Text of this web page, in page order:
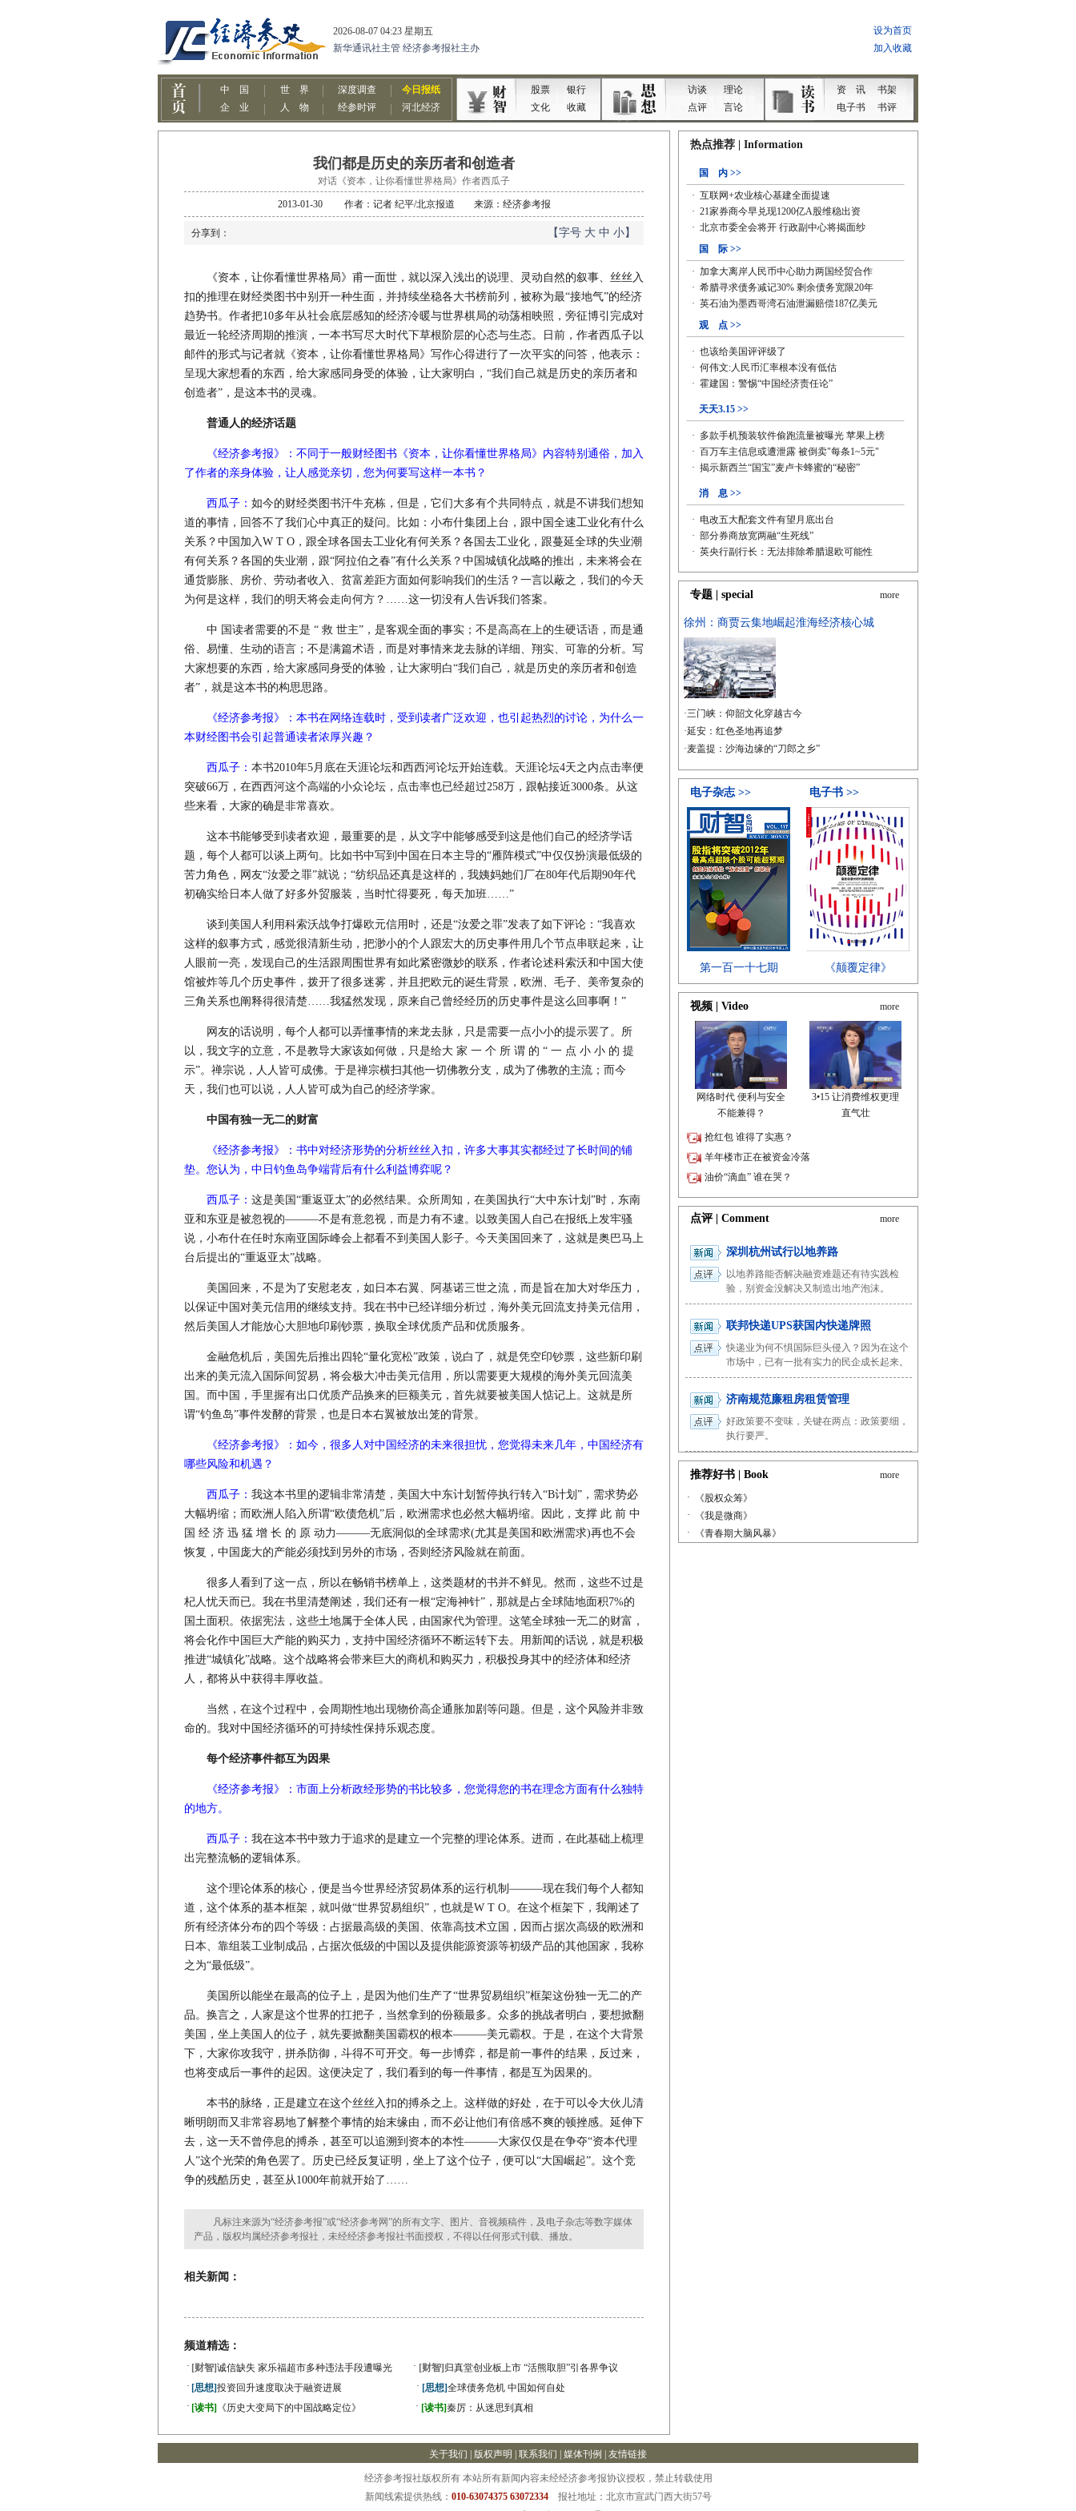
我们都是历史的亲历者和创造者
对话《资本，让你看懂世界格局》作者西瓜子
2013-01-30 作者：记者 纪平/北京报道 来源：经济参考报
分享到： 【字号 大 中 小】
《资本，让你看懂世界格局》甫一面世，就以深入浅出的说理、灵动自然的叙事、丝丝入
扣的推理在财经类图书中别开一种生面，并持续坐稳各大书榜前列，被称为最“接地气”的经济
趋势书。作者把10多年从社会底层感知的经济冷暖与世界棋局的动荡相映照，旁征博引完成对
最近一轮经济周期的推演，一本书写尽大时代下草根阶层的心态与生态。日前，作者西瓜子以
邮件的形式与记者就《资本，让你看懂世界格局》写作心得进行了一次平实的问答，他表示：
呈现大家想看的东西，给大家感同身受的体验，让大家明白，“我们自己就是历史的亲历者和
创造者”，是这本书的灵魂。
普通人的经济话题
《经济参考报》：不同于一般财经图书《资本，让你看懂世界格局》内容特别通俗，加入
了作者的亲身体验，让人感觉亲切，您为何要写这样一本书？
西瓜子： 如今的财经类图书汗牛充栋，但是，它们大多有个共同特点，就是不讲我们想知
道的事情，回答不了我们心中真正的疑问。比如：小布什集团上台，跟中国全速工业化有什么
关系？中国加入W T O，跟全球各国去工业化有何关系？各国去工业化，跟蔓延全球的失业潮
有何关系？各国的失业潮，跟“阿拉伯之春”有什么关系？中国城镇化战略的推出，未来将会在
通货膨胀、房价、劳动者收入、贫富差距方面如何影响我们的生活？一言以蔽之，我们的今天
为何是这样，我们的明天将会走向何方？……这一切没有人告诉我们答案。
中 国读者需要的不是 “ 救 世主”，是客观全面的事实；不是高高在上的生硬话语，而是通
俗、易懂、生动的语言；不是满篇术语，而是对事情来龙去脉的详细、翔实、可靠的分析。写
大家想要的东西，给大家感同身受的体验，让大家明白“我们自己，就是历史的亲历者和创造
者”，就是这本书的构思思路。
《经济参考报》：本书在网络连载时，受到读者广泛欢迎，也引起热烈的讨论，为什么一
本财经图书会引起普通读者浓厚兴趣？
西瓜子： 本书2010年5月底在天涯论坛和西西河论坛开始连载。天涯论坛4天之内点击率便
突破66万，在西西河这个高端的小众论坛，点击率也已经超过258万，跟帖接近3000条。从这
些来看，大家的确是非常喜欢。
这本书能够受到读者欢迎，最重要的是，从文字中能够感受到这是他们自己的经济学话
题，每个人都可以谈上两句。比如书中写到中国在日本主导的“雁阵模式”中仅仅扮演最低级的
苦力角色，网友“汝爱之罪”就说；“纺织品还真是这样的，我姨妈她们厂在80年代后期90年代
初确实给日本人做了好多外贸服装，当时忙得要死，每天加班……”
谈到美国人利用科索沃战争打爆欧元信用时，还是“汝爱之罪”发表了如下评论：“我喜欢
这样的叙事方式，感觉很清新生动，把渺小的个人跟宏大的历史事件用几个节点串联起来，让
人眼前一亮，发现自己的生活跟周围世界有如此紧密微妙的联系，作者论述科索沃和中国大使
馆被炸等几个历史事件，拨开了很多迷雾，并且把欧元的诞生背景，欧洲、毛子、美帝复杂的
三角关系也阐释得很清楚……我猛然发现，原来自己曾经经历的历史事件是这么回事啊！”
网友的话说明，每个人都可以弄懂事情的来龙去脉，只是需要一点小小的提示罢了。所
以，我文字的立意，不是教导大家该如何做，只是给大 家 一 个 所 谓 的 “ 一 点 小 小 的 提
示”。禅宗说，人人皆可成佛。于是禅宗横扫其他一切佛教分支，成为了佛教的主流；而今
天，我们也可以说，人人皆可成为自己的经济学家。
中国有独一无二的财富
《经济参考报》：书中对经济形势的分析丝丝入扣，许多大事其实都经过了长时间的铺
垫。您认为，中日钓鱼岛争端背后有什么利益博弈呢？
西瓜子： 这是美国“重返亚太”的必然结果。众所周知，在美国执行“大中东计划”时，东南
亚和东亚是被忽视的———不是有意忽视，而是力有不逮。以致美国人自己在报纸上发牢骚
说，小布什在任时东南亚国际峰会上都看不到美国人影子。今天美国回来了，这就是奥巴马上
台后提出的“重返亚太”战略。
美国回来，不是为了安慰老友，如日本右翼、阿基诺三世之流，而是旨在加大对华压力，
以保证中国对美元信用的继续支持。我在书中已经详细分析过，海外美元回流支持美元信用，
然后美国人才能放心大胆地印刷钞票，换取全球优质产品和优质服务。
金融危机后，美国先后推出四轮“量化宽松”政策，说白了，就是凭空印钞票，这些新印刷
出来的美元流入国际间贸易，将会极大冲击美元信用，所以需要更大规模的海外美元回流美
国。而中国，手里握有出口优质产品换来的巨额美元，首先就要被美国人惦记上。这就是所
谓“钓鱼岛”事件发酵的背景，也是日本右翼被放出笼的背景。
《经济参考报》：如今，很多人对中国经济的未来很担忧，您觉得未来几年，中国经济有
哪些风险和机遇？
西瓜子： 我这本书里的逻辑非常清楚，美国大中东计划暂停执行转入“B计划”，需求势必
大幅坍缩；而欧洲人陷入所谓“欧债危机”后，欧洲需求也必然大幅坍缩。因此，支撑 此 前 中
国 经 济 迅 猛 增 长 的 原 动力———无底洞似的全球需求(尤其是美国和欧洲需求)再也不会
恢复，中国庞大的产能必须找到另外的市场，否则经济风险就在前面。
很多人看到了这一点，所以在畅销书榜单上，这类题材的书并不鲜见。然而，这些不过是
杞人忧天而已。我在书里清楚阐述，我们还有一根“定海神针”，那就是占全球陆地面积7%的
国土面积。依据宪法，这些土地属于全体人民，由国家代为管理。这笔全球独一无二的财富，
将会化作中国巨大产能的购买力，支持中国经济循环不断运转下去。用新闻的话说，就是积极
推进“城镇化”战略。这个战略将会带来巨大的商机和购买力，积极投身其中的经济体和经济
人，都将从中获得丰厚收益。
当然，在这个过程中，会周期性地出现物价高企通胀加剧等问题。但是，这个风险并非致
命的。我对中国经济循环的可持续性保持乐观态度。
每个经济事件都互为因果
《经济参考报》：市面上分析政经形势的书比较多，您觉得您的书在理念方面有什么独特
的地方。
西瓜子： 我在这本书中致力于追求的是建立一个完整的理论体系。进而，在此基础上梳理
出完整流畅的逻辑体系。
这个理论体系的核心，便是当今世界经济贸易体系的运行机制———现在我们每个人都知
道，这个体系的基本框架，就叫做“世界贸易组织”，也就是W T O。在这个框架下，我阐述了
所有经济体分布的四个等级：占据最高级的美国、依靠高技术立国，因而占据次高级的欧洲和
日本、靠组装工业制成品，占据次低级的中国以及提供能源资源等初级产品的其他国家，我称
之为“最低级”。
美国所以能坐在最高的位子上，是因为他们生产了“世界贸易组织”框架这份独一无二的产
品。换言之，人家是这个世界的扛把子，当然拿到的份额最多。众多的挑战者明白，要想掀翻
美国，坐上美国人的位子，就先要掀翻美国霸权的根本———美元霸权。于是，在这个大背景
下，大家你攻我守，拼杀防御，斗得不可开交。每一步博弈，都是前一事件的结果，反过来，
也将变成后一事件的起因。这便决定了，我们看到的每一件事情，都是互为因果的。
本书的脉络，正是建立在这个丝丝入扣的搏杀之上。这样做的好处，在于可以令大伙儿清
晰明朗而又非常容易地了解整个事情的始末缘由，而不必让他们有倍感不爽的顿挫感。延伸下
去，这一天不曾停息的搏杀，甚至可以追溯到资本的本性———大家仅仅是在争夺“资本代理
人”这个光荣的角色罢了。历史已经反复证明，坐上了这个位子，便可以“大国崛起”。这个竞
争的残酷历史，甚至从1000年前就开始了……
凡标注来源为“经济参考报”或“经济参考网”的所有文字、图片、音视频稿件，及电子杂志等数字媒体
产品，版权均属经济参考报社，未经经济参考报社书面授权，不得以任何形式刊载、播放。
相关新闻：
频道精选：
· [财智]诚信缺失 家乐福超市多种违法手段遭曝光 · [财智] 归真堂创业板上市 “活熊取胆”引各界争议
· [思想]投资回升速度取决于融资进展 · [思想]全球债务危机 中国如何自处
· [读书] 《历史大变局下的中国战略定位》 · [读书]秦厉：从迷思到真相
关于我们 版权声明 联系我们 媒体刊例 友情链接
经济参考报社版权所有 本站所有新闻内容未经经济参考报协议授权，禁止转载使用
新闻线索提供热线： 010-63074375 63072334
报社地址：北京市宣武门西大街57号